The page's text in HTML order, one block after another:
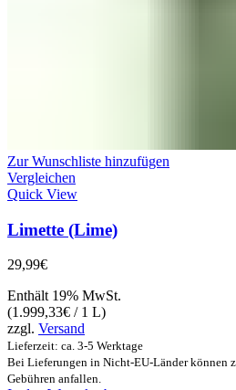
Zur Wunschliste hinzufügen
Vergleichen
Quick View
Limette (Lime)
29,99€
Enthält 19% MwSt.
(1.999,33€ / 1 L)
zzgl. Versand
Lieferzeit: ca. 3-5 Werktage
Bei Lieferungen in Nicht-EU-Länder können
Gebühren anfallen.